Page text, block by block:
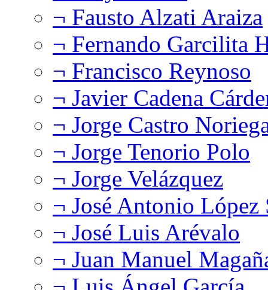
¬ Fausto Alzati Araiza
¬ Fernando Garcilita
¬ Francisco Reynoso
¬ Javier Cadena
¬ Jorge Castro
¬ Jorge Tenorio Polo
¬ Jorge Velázquez
¬ José Antonio López
¬ José Luis Arévalo
¬ Juan Manuel